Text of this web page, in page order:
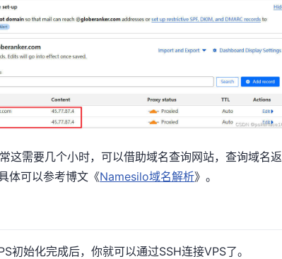
这需要几个小时，可以借助域名查询网站，查询域名返
体可以参考博文《Namesilo域名解析》。
初始化完成后，你就可以通过SSH连接VPS了。